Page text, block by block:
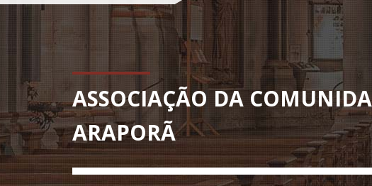
ASSOCIAÇÃO DA
ARAPORÃ